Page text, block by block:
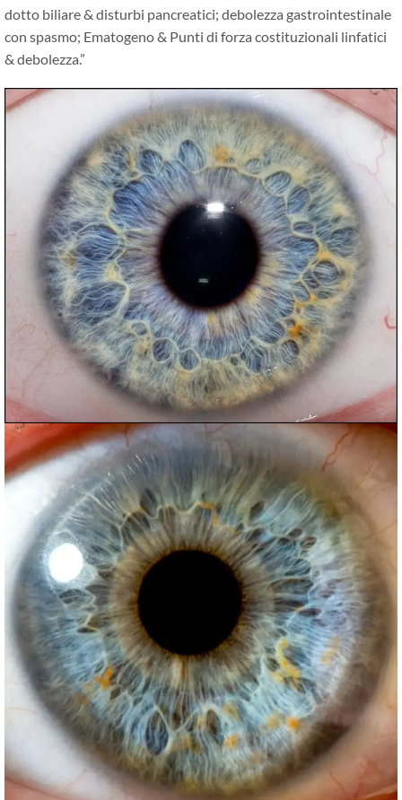
dotto biliare & disturbi pancreatici; debolezza gastrointestinale
con spasmo; Ematogeno & Punti di forza costituzionali linfatici
& debolezza.”